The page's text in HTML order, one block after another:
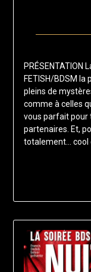
PRÉSENTATION
FETISH/BDSM la
pleins de
comme à celles
vous parfait pour
partenaires. Et,
totalement… cool